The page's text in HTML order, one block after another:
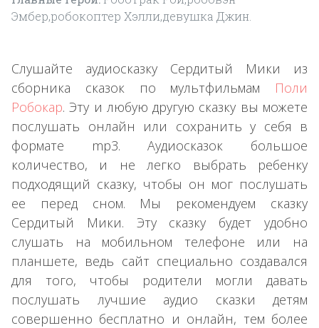
Эмбер,робокоптер Хэлли,девушка Джин.
Слушайте аудиосказку Сердитый Мики из
сборника сказок по мультфильмам Поли
Робокар. Эту и любую другую сказку вы можете
послушать онлайн или сохранить у себя в
формате mp3. Аудиосказок большое
количество, и не легко выбрать ребенку
подходящий сказку, чтобы он мог послушать
ее перед сном. Мы рекомендуем сказку
Сердитый Мики. Эту сказку будет удобно
слушать на мобильном телефоне или на
планшете, ведь сайт специально создавался
для того, чтобы родители могли давать
послушать лучшие аудио сказки детям
совершенно бесплатно и онлайн, тем более